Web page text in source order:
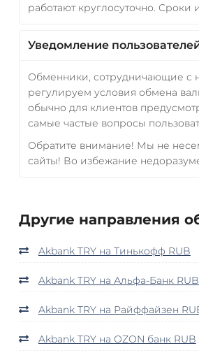
работают круглосуточно. Сроки
Уведомление
Обменники, сотрудничающие с
регулируем условия обмена
обычно для клиентов
самые частые вопросы
Обратите внимание! Мы не
сайты! Во избежание
Другие направления
Akbank TRY на Тинькофф RUB
Akbank TRY на Альфа-Банк RUB
Akbank TRY на Райффайзен
Akbank TRY на OZON банк RUB